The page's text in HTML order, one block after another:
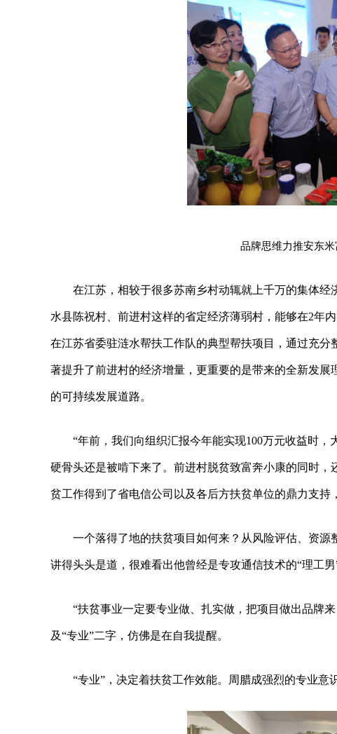
品牌思维力推安东
在江苏，相较于很多苏南乡村动辄就上千万的集体
水县陈祝村、前进村这样的省定经济薄弱村，能够在2年
在江苏省委驻涟水帮扶工作队的典型帮扶项目，通过充
著提升了前进村的经济增量，更重要的是带来的全新发
的可持续发展道路。
“年前，我们向组织汇报今年能实现100万元收益时
硬骨头还是被啃下来了。前进村脱贫致富奔小康的同时
贫工作得到了省电信公司以及各后方扶贫单位的鼎力支持
一个落得了地的扶贫项目如何来？从风险评估、资
讲得头头是道，很难看出他曾经是专攻通信技术的“理工
“扶贫事业一定要专业做、扎实做，把项目做出品牌
及“专业”二字，仿佛是在自我提醒。
“专业”，决定着扶贫工作效能。周腊成强烈的专业意